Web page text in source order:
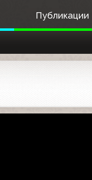
Публикации